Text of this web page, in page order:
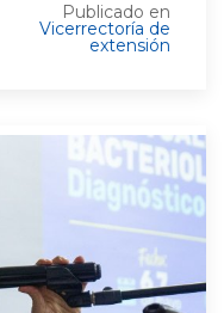
Publicado en
Vicerrectoría de
extensión